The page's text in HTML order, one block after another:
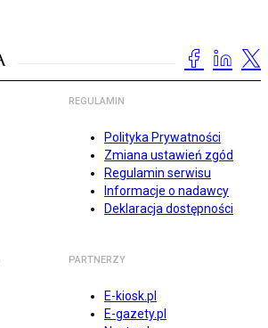
REGULAMIN
Polityka Prywatności
Zmiana ustawień zgód
Regulamin serwisu
Informacje o nadawcy
Deklaracja dostępności
PARTNERZY
E-kiosk.pl
E-gazety.pl